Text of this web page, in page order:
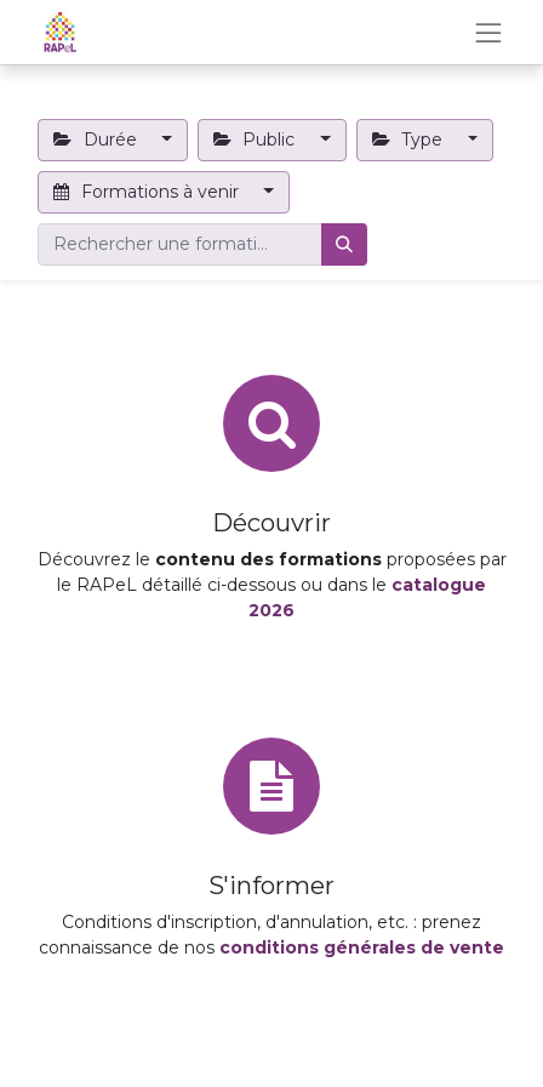
Durée Public Type
Formations à venir
Découvrir
Découvrez le contenu des formationsproposées par
le RAPeL détaillé ci-dessous ou dans le catalogue
2026
S'informer
Conditions d'inscription, d'annulation, etc. : prenez
connaissance de nos conditions générales de vente